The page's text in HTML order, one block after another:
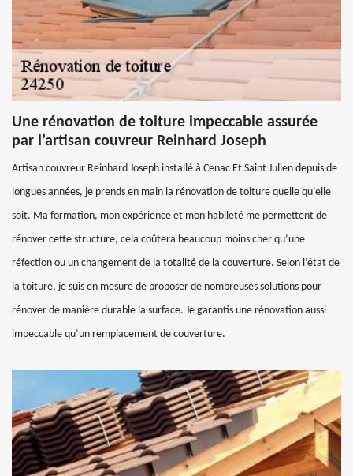
Une rénovation de toiture impeccable assurée
par l’artisan couvreur Reinhard Joseph
Artisan couvreur Reinhard Joseph installé à Cenac Et Saint Julien depuis de
longues années, je prends en main la rénovation de toiture quelle qu’elle
soit. Ma formation, mon expérience et mon habileté me permettent de
rénover cette structure, cela coûtera beaucoup moins cher qu’une
réfection ou un changement de la totalité de la couverture. Selon l’état de
la toiture, je suis en mesure de proposer de nombreuses solutions pour
rénover de manière durable la surface. Je garantis une rénovation aussi
impeccable qu’un remplacement de couverture.